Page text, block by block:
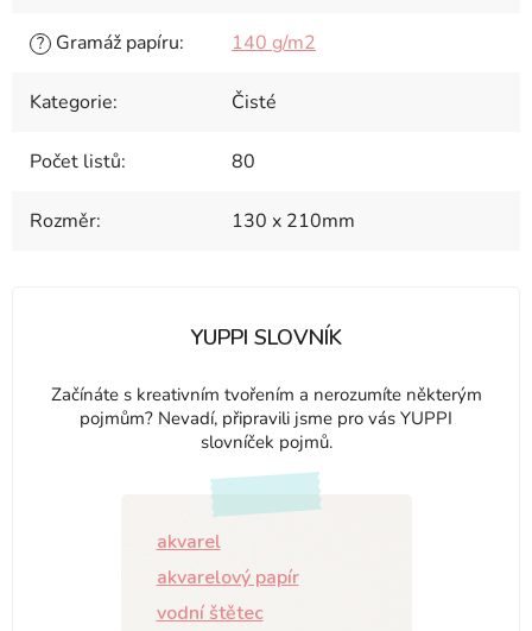
? Gramáž papíru: 140 g/m2
Kategorie: Čisté
Počet listů: 80
Rozměr: 130 x 210mm
YUPPI SLOVNÍK
Začínáte s kreativním tvořením a nerozumíte některým
pojmům? Nevadí, připravili jsme pro vás YUPPI
slovníček pojmů.
akvarel
akvarelový papír
vodní štětec